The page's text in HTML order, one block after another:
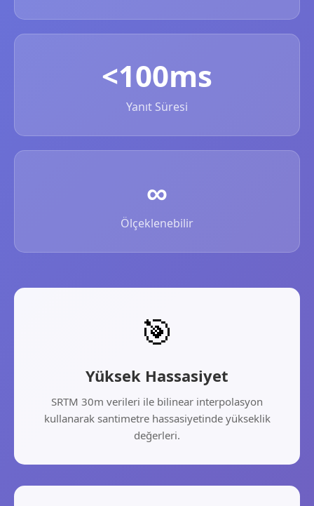
<100ms
Yanıt Süresi
∞
Ölçeklenebilir
🎯
Yüksek Hassasiyet
SRTM 30m verileri ile bilinear interpolasyon
kullanarak santimetre hassasiyetinde yükseklik
değerleri.